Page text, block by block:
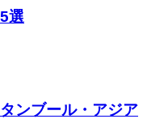
選
ンブール・アジア